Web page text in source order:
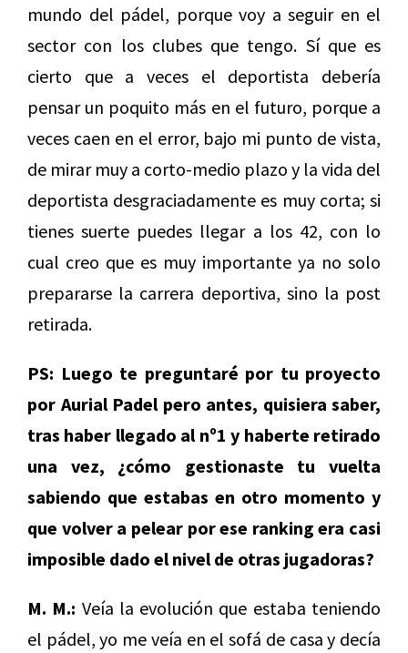
mundo del pádel, porque voy a seguir en el
sector con los clubes que tengo. Sí que es
cierto que a veces el deportista debería
pensar un poquito más en el futuro, porque a
veces caen en el error, bajo mi punto de vista,
de mirar muy a corto-medio plazo y la vida del
deportista desgraciadamente es muy corta; si
tienes suerte puedes llegar a los 42, con lo
cual creo que es muy importante ya no solo
prepararse la carrera deportiva, sino la post
retirada.
PS: Luego te preguntaré por tu proyecto
por Aurial Padel pero antes, quisiera saber,
tras haber llegado al nº1 y haberte retirado
una vez, ¿cómo gestionaste tu vuelta
sabiendo que estabas en otro momento y
que volver a pelear por ese ranking era casi
imposible dado el nivel de otras jugadoras?
M. M.: Veía la evolución que estaba teniendo
el pádel, yo me veía en el sofá de casa y decía